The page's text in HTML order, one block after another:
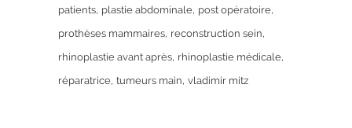
patients plastie abdominale post opératoire
prothèses mammaires reconstruction sein
rhinoplastie avant après rhinoplastie médicale
réparatrice tumeurs main vladimir mitz